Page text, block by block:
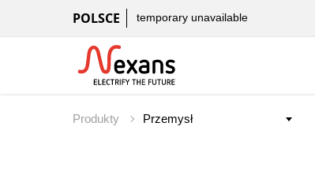
POLSCE temporary unavailable
Produkty